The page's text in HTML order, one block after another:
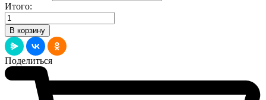
Итого:
Количество
товара
Плинтус
Цветной
Дуб
Аляска
(75x16)
В корзину
Поделиться